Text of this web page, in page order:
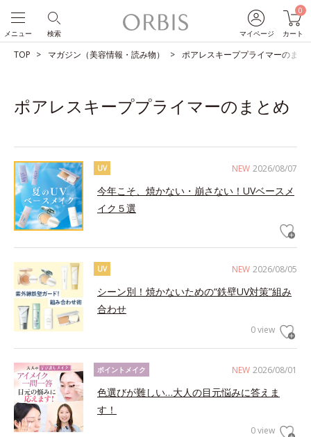
マイページ
0
カート
検索
メニュー
TOP マガジン（美容情報・読み物） ポアレスキーププライマーのまと
ポアレスキーププライマーのまとめ
NEW 2026/08/07
UV
今年こそ、焼かない・崩さない！UVベースメ
イク５選
NEW 2026/08/05
UV
シーン別！焼かないための“鉄壁UV対策”組み
合わせ
0 view
NEW 2026/08/01
ポイントメイク
色選びが難しい…大人の目元悩みに答えま
す！
0 view